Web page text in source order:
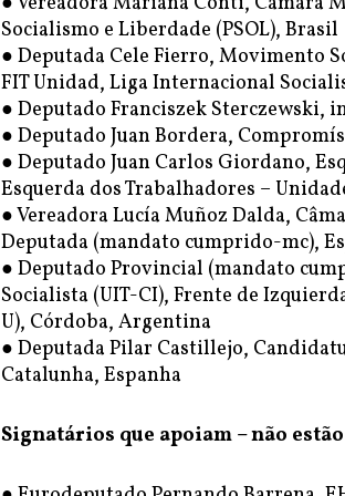
Socialismo e Liberdade (PSOL), Brasil
● Deputada Cele Fierro, Movimento
FIT Unidad, Liga Internacional
● Deputado Franciszek Sterczewski,
● Deputado Juan Bordera,
● Deputado Juan Carlos Giordano,
Esquerda dos Trabalhadores –
● Vereadora Lucía Muñoz Dalda,
Deputada (mandato cumprido-mc),
● Deputado Provincial (mandato
Socialista (UIT-CI), Frente de
U), Córdoba, Argentina
● Deputada Pilar Castillejo,
Catalunha, Espanha
Signatários que apoiam – não